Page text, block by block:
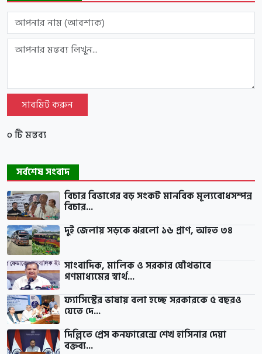
সাবমিট করুন
০ টি মন্তব্য
সর্বশেষ সংবাদ
বিচার বিভাগের বড় সংকট মানবিক মূল্যবোধসম্পন্ন
বিচার...
দুই জেলায় সড়কে ঝরলো ১৬ প্রাণ, আহত ৩৪
সাংবাদিক, মালিক ও সরকার যৌথভাবে
গণমাধ্যমের স্বার্থ...
ফ্যাসিস্টের ভাষায় বলা হচ্ছে সরকারকে ৫ বছরও
যেতে দে...
দিল্লিতে প্রেস কনফারেন্সে শেখ হাসিনার দেয়া
বক্তব্য...